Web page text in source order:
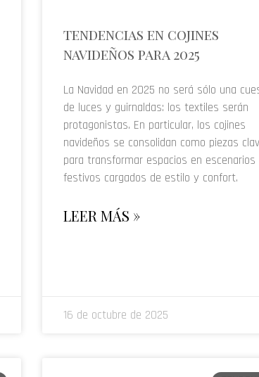
tendencias en cojines
navideños para 2025
La Navidad en 2025 no será sólo una
de luces y guirnaldas: los textiles serán
protagonistas. En particular, los cojines
navideños se consolidan como piezas
para transformar espacios en escenarios
festivos cargados de estilo y confort.
LEER MÁS »
16 de octubre de 2025